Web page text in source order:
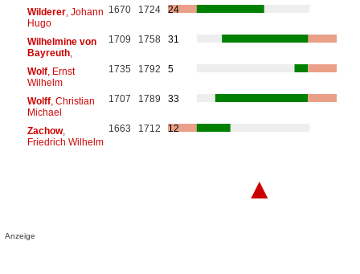
Wilderer, Johann
Hugo
1670 1724 24
Wilhelmine von
Bayreuth,
1709 1758 31
Wolf, Ernst
Wilhelm
1735 1792 5
Wolff, Christian
Michael
1707 1789 33
Zachow,
Friedrich Wilhelm
1663 1712 12
▲
Anzeige